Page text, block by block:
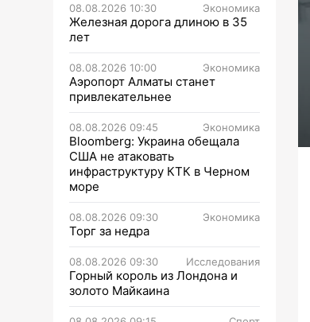
08.08.2026 10:30 Экономика
Железная дорога длиною в 35
лет
08.08.2026 10:00 Экономика
Аэропорт Алматы станет
привлекательнее
08.08.2026 09:45 Экономика
Bloomberg: Украина обещала
США не атаковать
инфраструктуру КТК в Черном
море
08.08.2026 09:30 Экономика
Торг за недра
08.08.2026 09:30 Исследования
Горный король из Лондона и
золото Майкаина